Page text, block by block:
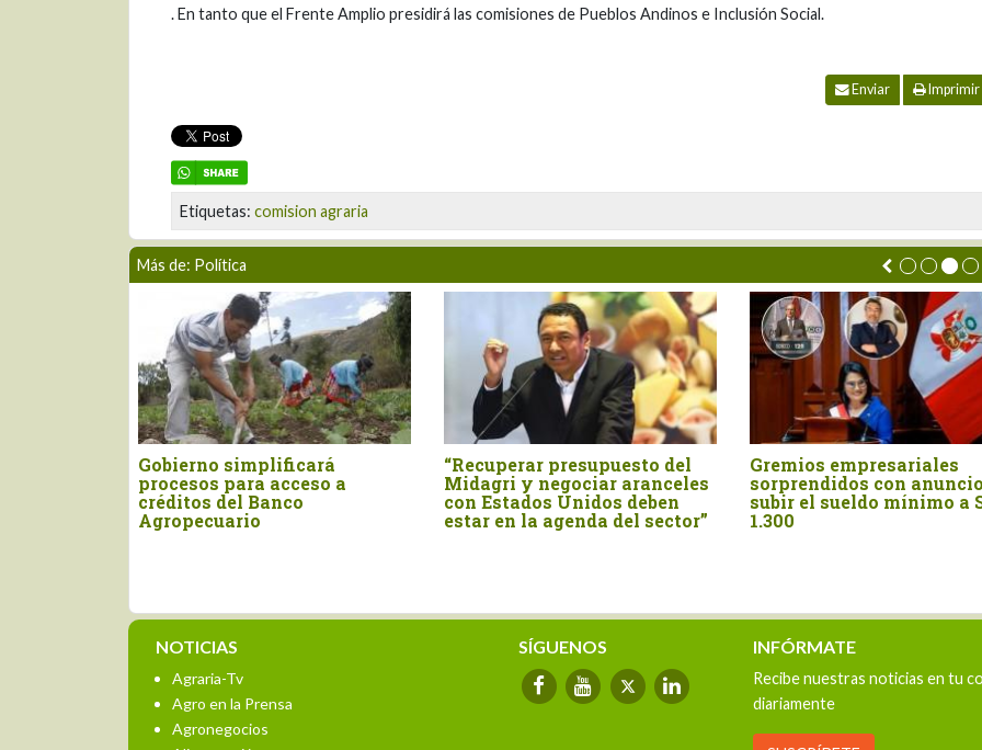
. En tanto que el Frente Amplio presidirá las comisiones de Pueblos Andinos e Inclusión Social.
Enviar Imprimir
Etiquetas: comision agraria
Más de: Política
Gobierno simplificará
procesos para acceso a
créditos del Banco
Agropecuario
“Recuperar presupuesto del
Midagri y negociar aranceles
con Estados Unidos deben
estar en la agenda del sector”
Gremios empresariales
sorprendidos con
subir el sueldo mínimo a
1.300
NOTICIAS
Agraria-Tv
Agro en la Prensa
Agronegocios
SÍGUENOS INFÓRMATE
Recibe nuestras noticias en tu
diariamente